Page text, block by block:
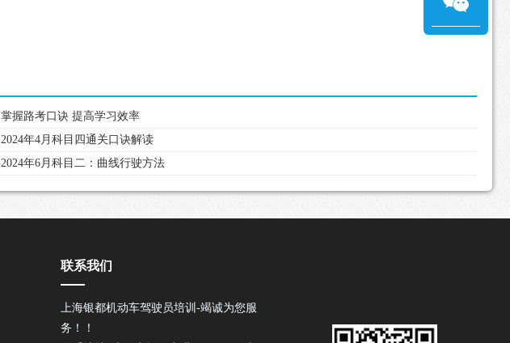
掌握路考口诀 提高学习效率
2024年4月科目四通关口诀解读
2024年6月科目二：曲线行驶方法
联系我们
上海银都机动车驾驶员培训-竭诚为您服
务！！